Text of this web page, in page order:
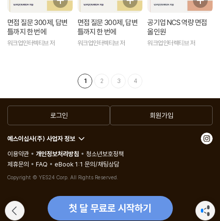
면접 질문 300제, 답변
틀까지 한 번에
워크업인터렉티브 저
면접 질문 300제, 답변
틀까지 한 번에
워크업인터렉티브 저
공기업 NCS 역량 면접
올인원
워크업인터렉티브 저
1 2 3 4
첫 달 무료로 시작하기
로그인 회원가입
예스이십사(주) 사업자 정보
이용약관
개인정보처리방침
청소년보호정책
제휴문의
FAQ eBook 1:1 문의/채팅상담
Copyright © YES24 Corp. All Rights Reserved.